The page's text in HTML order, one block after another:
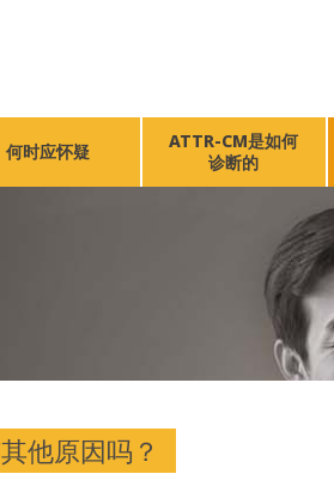
何时应怀疑
ATTR-CM是如何
诊断的
他原因吗？